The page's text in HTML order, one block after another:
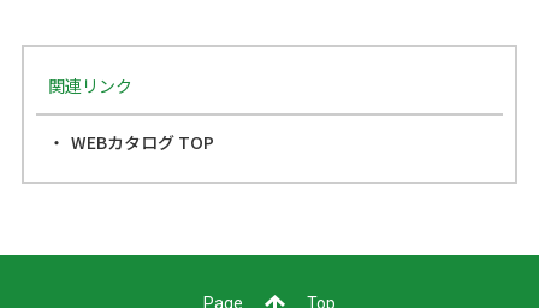
関連リンク
WEBカタログ TOP
Page Top